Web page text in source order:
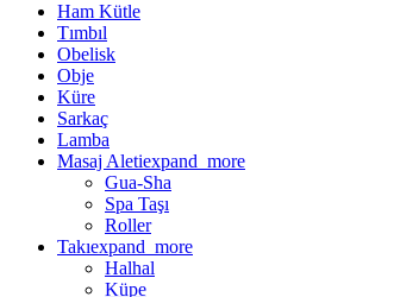
Ham Kütle
Tımbıl
Obelisk
Obje
Küre
Sarkaç
Lamba
Masaj Aletiexpand_more
Gua-Sha
Spa Taşı
Roller
Takıexpand_more
Halhal
Küpe